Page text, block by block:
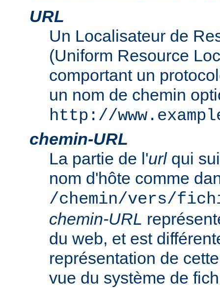
URL
Un Localisateur de
(Uniform Resource
comportant un
un nom de chemin
http://
chemin-URL
La partie de l'urlqui
nom d'hôte comme
/chemin/vers/
chemin-URL
du web, et est
représentation de
vue du système de